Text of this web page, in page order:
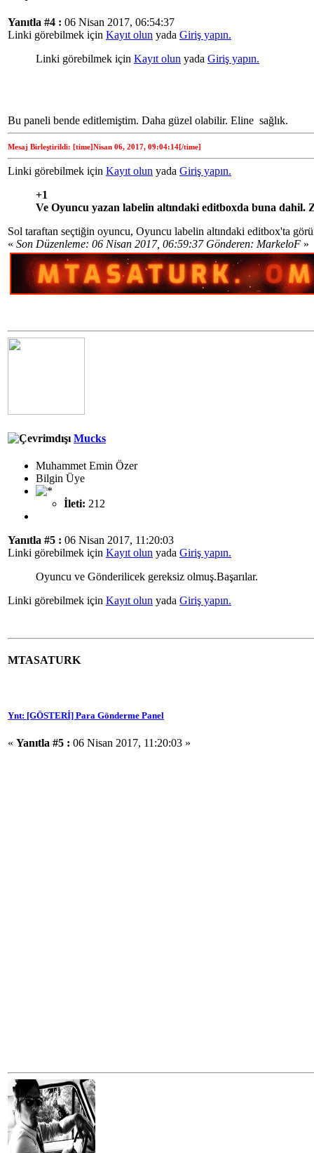
Yanıtla #4 : 06 Nisan 2017, 06:54:37
Linki görebilmek için Kayıt olun yada Giriş yapın.
Linki görebilmek için Kayıt olun yada Giriş yapın.
Bu paneli bende editlemiştim. Daha güzel olabilir. Eline sağlık.
Mesaj Birleştirildi: [time]Nisan 06, 2017, 09:04:14[/time]
Linki görebilmek için Kayıt olun yada Giriş yapın.
+1
Ve Oyuncu yazan labelin altındaki editboxda buna dahil.
Sol taraftan seçtiğin oyuncu, Oyuncu labelin altındaki editbox'ta
« Son Düzenleme: 06 Nisan 2017, 06:59:37 Gönderen: MarkeloF »
Mucks
Muhammet Emin Özer
Bilgin Üye
İleti: 212
Yanıtla #5 : 06 Nisan 2017, 11:20:03
Linki görebilmek için Kayıt olun yada Giriş yapın.
Oyuncu ve Gönderilicek gereksiz olmuş.Başarılar.
Linki görebilmek için Kayıt olun yada Giriş yapın.
MTASATURK
Ynt: [GÖSTERİ] Para Gönderme Panel
« Yanıtla #5 : 06 Nisan 2017, 11:20:03 »